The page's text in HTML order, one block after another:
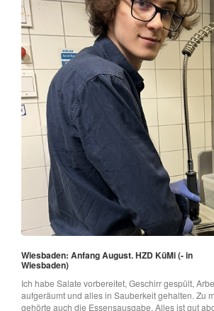
Wiesbaden: Anfang August. HZD KüMi (- in
Wiesbaden)
Ich habe Salate vorbereitet, Geschirr gespült,
aufgeräumt und alles in Sauberkeit gehalten. Zu
gehörte auch die Essensausgabe. Alles ist gut